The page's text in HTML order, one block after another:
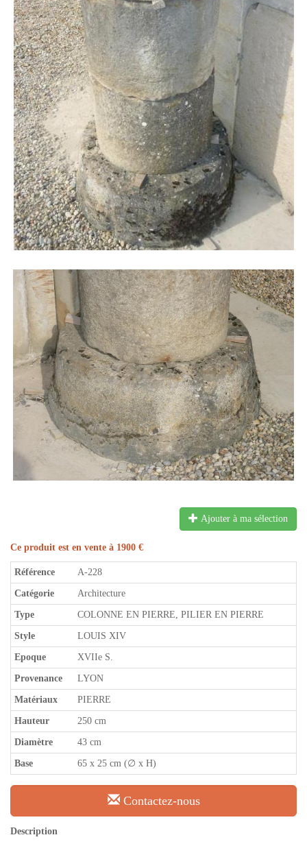
Ajouter à ma sélection
Ce produit est en vente à 1900 €
Référence A-228
Catégorie Architecture
Type COLONNE EN PIERRE, PILIER EN PIERRE
Style LOUIS XIV
Epoque XVIIe S.
Provenance LYON
Matériaux PIERRE
Hauteur 250 cm
Diamètre 43 cm
Base 65 x 25 cm (∅ x H)
Contactez-nous
Description